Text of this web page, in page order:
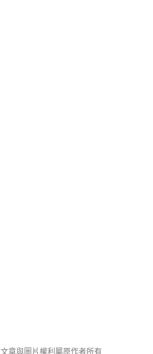
文章與圖片權利屬原作者所有